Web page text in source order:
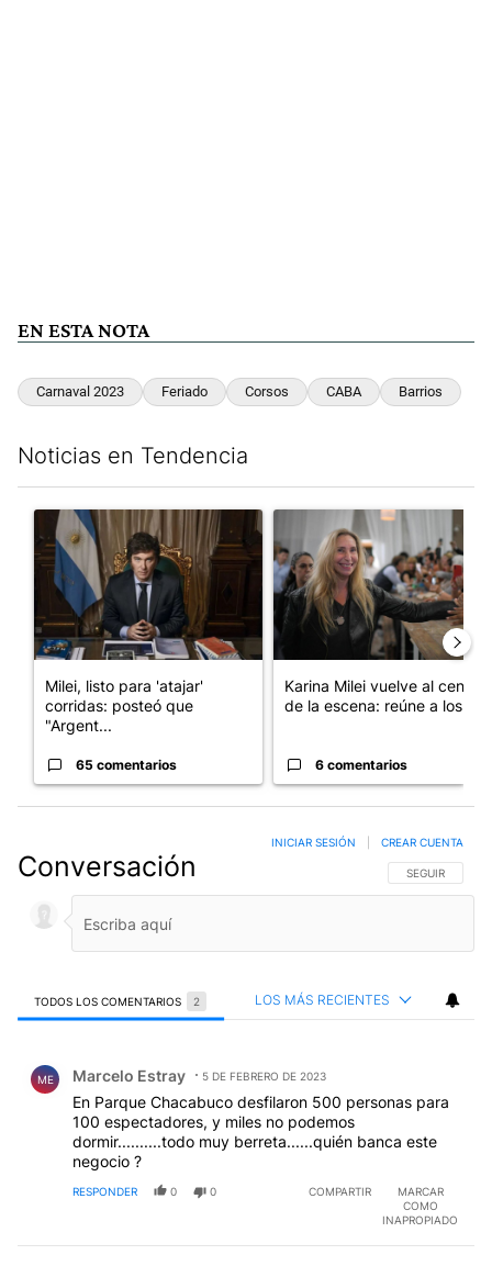
EN ESTA NOTA
Carnaval 2023 Feriado Corsos CABA Barrios
Noticias en Tendencia
Un artículo de tendencia con el título "Milei, listo para 'atajar'
Milei, listo para 'atajar'
corridas: posteó que
"Argent...
65 comentarios
Un artículo de tendencia
Karina Milei vuelve al centro
de la escena: reúne a los...
6 comentarios
Conversación SIGA ESTA
SEGUIR
INICIAR SESIÓN CREAR CUENTA
TODOS LOS COMENTARIOS 2 LOS MÁS RECIENTES
ME Marcelo Estray 5 DE FEBRERO DE 2023
En Parque Chacabuco desfilaron 500 personas para
100 espectadores, y miles no podemos
dormir..........todo muy berreta......quién banca este
negocio ?
RESPONDER 0 0 COMPARTIR
MARCAR
COMO
INAPROPIADO